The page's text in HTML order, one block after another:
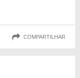
COMPARTILHAR